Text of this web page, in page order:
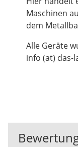
Maschinen
dem
Alle Geräte
info (at) das-